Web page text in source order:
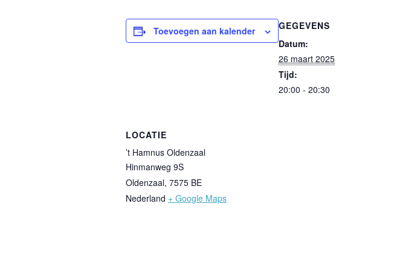
Toevoegen aan kalender
GEGEVENS
Datum:
26 maart 2025
Tijd:
20:00 - 20:30
LOCATIE
’t Hamnus Oldenzaal
Hinmanweg 9S
Oldenzaal, 7575 BE
Nederland + Google Maps